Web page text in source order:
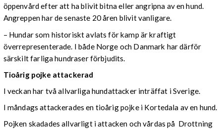
öppenvård efter att ha blivit bitna eller angripna av en hund.
Angreppen har de senaste 20 åren blivit vanligare.
– Hundar som historiskt avlats för kamp är kraftigt
överrepresenterade. I både Norge och Danmark har därför
särskilt farliga hundraser förbjudits.
Tioårig pojke attackerad
I veckan har två allvarliga hundattacker inträffat i Sverige.
I måndags attackerades en tioårig pojke i Kortedala av en hund.
Pojken skadades allvarligt i attacken och vårdas på Drottning